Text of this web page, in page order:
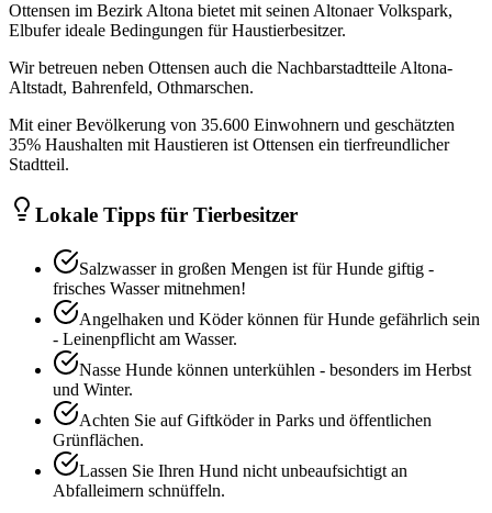
Ottensen im Bezirk Altona bietet mit seinen Altonaer Volkspark,
Elbufer ideale Bedingungen für Haustierbesitzer.
Wir betreuen neben Ottensen auch die Nachbarstadtteile Altona-
Altstadt, Bahrenfeld, Othmarschen.
Mit einer Bevölkerung von 35.600 Einwohnern und geschätzten
35% Haushalten mit Haustieren ist Ottensen ein tierfreundlicher
Stadtteil.
Lokale Tipps für Tierbesitzer
Salzwasser in großen Mengen ist für Hunde giftig -
frisches Wasser mitnehmen!
Angelhaken und Köder können für Hunde gefährlich sein
- Leinenpflicht am Wasser.
Nasse Hunde können unterkühlen - besonders im Herbst
und Winter.
Achten Sie auf Giftköder in Parks und öffentlichen
Grünflächen.
Lassen Sie Ihren Hund nicht unbeaufsichtigt an
Abfalleimern schnüffeln.